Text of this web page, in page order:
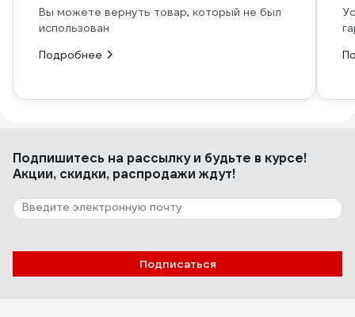
Вы можете вернуть товар, который не был
использован
Подробнее
Подпишитесь на рассылкуи будьте в курсе!
Акции, скидки, распродажи ждут!
Подписаться